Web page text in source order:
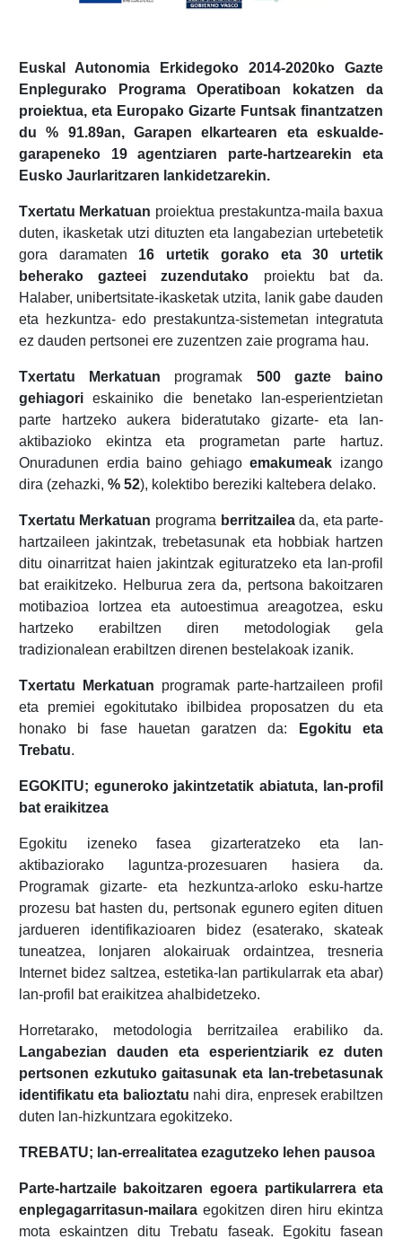
Euskal Autonomia Erkidegoko 2014-2020ko Gazte
Enplegurako Programa Operatiboan kokatzen da
proiektua, eta Europako Gizarte Funtsak finantzatzen
du % 91.89an, Garapen elkartearen eta eskualde-
garapeneko 19 agentziaren parte-hartzearekin eta
Eusko Jaurlaritzaren lankidetzarekin.
Txertatu Merkatuan proiektua prestakuntza-maila baxua
duten, ikasketak utzi dituzten eta langabezian urtebetetik
gora daramaten 16 urtetik gorako eta 30 urtetik
beherako gazteei zuzendutako proiektu bat da.
Halaber, unibertsitate-ikasketak utzita, lanik gabe dauden
eta hezkuntza- edo prestakuntza-sistemetan integratuta
ez dauden pertsonei ere zuzentzen zaie programa hau.
Txertatu Merkatuan programak 500 gazte baino
gehiagorieskainiko die benetako lan-esperientzietan
parte hartzeko aukera bideratutako gizarte- eta lan-
aktibazioko ekintza eta programetan parte hartuz.
Onuradunen erdia baino gehiagoemakumeak izango
dira (zehazki, % 52), kolektibo bereziki kaltebera delako.
Txertatu Merkatuan programa berritzaileada, eta parte-
hartzaileen jakintzak, trebetasunak eta hobbiak hartzen
ditu oinarritzat haien jakintzak egituratzeko eta lan-profil
bat eraikitzeko. Helburua zera da, pertsona bakoitzaren
motibazioa lortzea eta autoestimua areagotzea, esku
hartzeko erabiltzen diren metodologiak gela
tradizionalean erabiltzen direnen bestelakoak izanik.
Txertatu Merkatuan programak parte-hartzaileen profil
eta premiei egokitutako ibilbidea proposatzen du eta
honako bi fase hauetan garatzen da:
Egokitu eta
Trebatu.
EGOKITU; eguneroko jakintzetatik abiatuta, lan-profil
bat eraikitzea
Egokitu izeneko fasea gizarteratzeko eta lan-
aktibaziorako laguntza-prozesuaren hasiera da.
Programak gizarte- eta hezkuntza-arloko esku-hartze
prozesu bat hasten du, pertsonak egunero egiten dituen
jardueren identifikazioaren bidez (esaterako, skateak
tuneatzea, lonjaren alokairuak ordaintzea, tresneria
Internet bidez saltzea, estetika-lan partikularrak eta abar)
lan-profil bat eraikitzea ahalbidetzeko.
Horretarako, metodologia berritzailea erabiliko da.
Langabezian dauden eta esperientziarik ez duten
pertsonen ezkutuko gaitasunak eta lan-trebetasunak
identifikatu eta balioztatu nahi dira, enpresek erabiltzen
duten lan-hizkuntzara egokitzeko.
TREBATU; lan-errealitatea ezagutzeko lehen pausoa
Parte-hartzaile bakoitzaren egoera partikularrera eta
enplegagarritasun-mailaraegokitzen diren hiru ekintza
mota eskaintzen ditu Trebatu faseak. Egokitu fasean